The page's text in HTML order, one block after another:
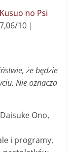
no Psi
7,06/10 |
że będzie
Nie oznacza
Ono,
i programy,